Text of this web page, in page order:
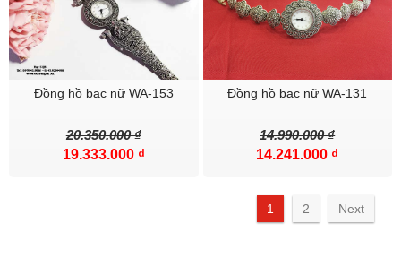
Đồng hồ bạc nữ WA-153
20.350.000 ₫
19.333.000 ₫
Đồng hồ bạc nữ WA-131
14.990.000 ₫
14.241.000 ₫
1 2 Next